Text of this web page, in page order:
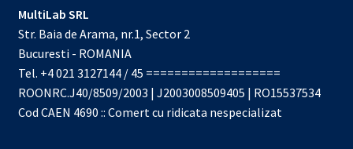
MultiLab SRL
Str. Baia de Arama, nr.1, Sector 2
Bucuresti - ROMANIA
Tel. +4 021 3127144 / 45 ===================
ROONRC.J40/8509/2003 | J2003008509405 | RO15537534
Cod CAEN 4690 :: Comert cu ridicata nespecializat